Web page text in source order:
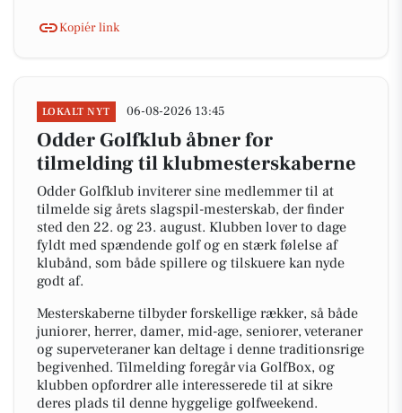
Kopiér link
LOKALT NYT 06-08-2026 13:45
Odder Golfklub åbner for
tilmelding til klubmesterskaberne
Odder Golfklub inviterer sine medlemmer til at
tilmelde sig årets slagspil-mesterskab, der finder
sted den 22. og 23. august. Klubben lover to dage
fyldt med spændende golf og en stærk følelse af
klubånd, som både spillere og tilskuere kan nyde
godt af.
Mesterskaberne tilbyder forskellige rækker, så både
juniorer, herrer, damer, mid-age, seniorer, veteraner
og superveteraner kan deltage i denne traditionsrige
begivenhed. Tilmelding foregår via GolfBox, og
klubben opfordrer alle interesserede til at sikre
deres plads til denne hyggelige golfweekend.